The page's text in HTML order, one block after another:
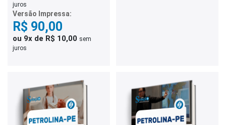
juros
Versão Impressa:
R$ 90,00
ou 9x de R$ 10,00 sem
juros